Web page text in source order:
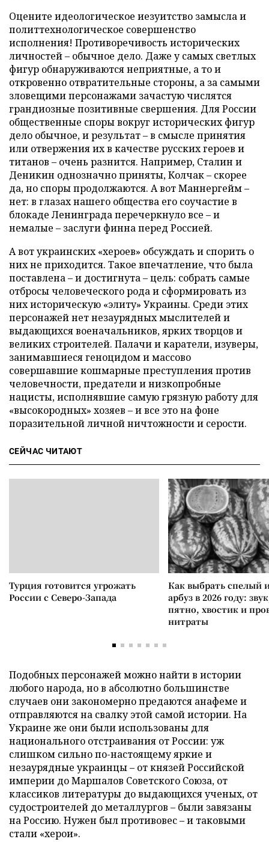
Оцените идеологическое иезуитство замысла и
политтехнологическое совершенство
исполнения! Противоречивость исторических
личностей – обычное дело. Даже у самых светлых
фигур обнаруживаются неприятные, а то и
откровенно отвратительные стороны, а за самыми
зловещими персонажами зачастую числятся
грандиозные позитивные свершения. Для России
общественные споры вокруг исторических фигур
дело обычное, и результат – в смысле принятия
или отвержения их в качестве русских героев и
титанов – очень разнится. Например, Сталин и
Деникин однозначно приняты, Колчак – скорее
да, но споры продолжаются. А вот Маннергейм –
нет: в глазах нашего общества его соучастие в
блокаде Ленинграда перечеркнуло все – и
немалые – заслуги финна перед Россией.
А вот украинских «хероев» обсуждать и спорить о
них не приходится. Такое впечатление, что была
поставлена – и достигнута – цель: собрать самые
отбросы человеческого рода и сформировать из
них историческую «элиту» Украины. Среди этих
персонажей нет незаурядных мыслителей и
выдающихся военачальников, ярких творцов и
великих строителей. Палачи и каратели, изуверы,
занимавшиеся геноцидом и массово
совершавшие кошмарные преступления против
человечности, предатели и низкопробные
нацисты, исполнявшие самую грязную работу для
«высокородных» хозяев – и все это на фоне
поразительной личной ничтожности и серости.
СЕЙЧАС ЧИТАЮТ
Турция готовится угрожать
России с Северо-Запада
Как выбрать спелый
арбуз в 2026 году:
пятно, хвостик и
нитраты
Подобных персонажей можно найти в истории
любого народа, но в абсолютно большинстве
случаев они закономерно предаются анафеме и
отправляются на свалку этой самой истории. На
Украине же они были использованы для
национального отстраивания от России: уж
слишком сильно по-настоящему яркие и
незаурядные украинцы – от князей Российской
империи до Маршалов Советского Союза, от
классиков литературы до выдающихся ученых, от
судостроителей до металлургов – были завязаны
на Россию. Нужен был противовес – и таковыми
стали «херои».